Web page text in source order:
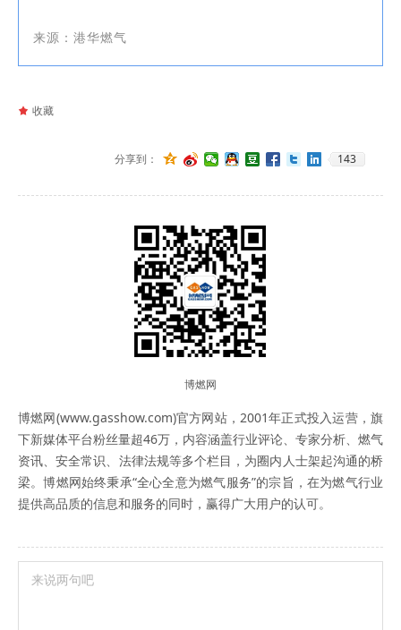
来源：港华燃气
分享到： 143
끄 收藏
博燃网
博燃网(www.gasshow.com)官方网站，2001年正式投入运营，旗
下新媒体平台粉丝量超46万，内容涵盖行业评论、专家分析、燃气
资讯、安全常识、法律法规等多个栏目，为圈内人士架起沟通的桥
梁。博燃网始终秉承“全心全意为燃气服务”的宗旨，在为燃气行业
提供高品质的信息和服务的同时，赢得广大用户的认可。